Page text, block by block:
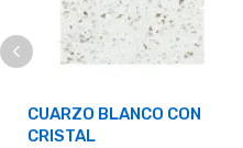
CUARZO BLANCO CON
CRISTAL